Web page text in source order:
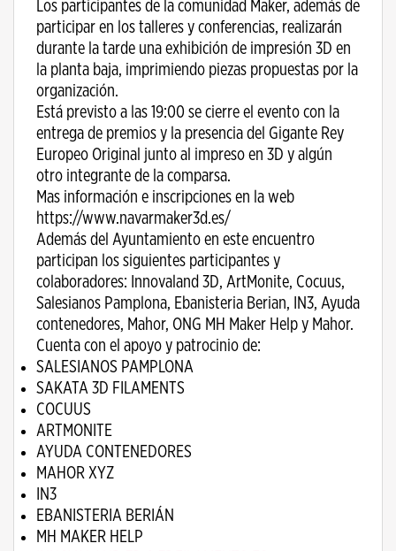
Los participantes de la comunidad Maker, además de
participar en los talleres y conferencias, realizarán
durante la tarde una exhibición de impresión 3D en
la planta baja, imprimiendo piezas propuestas por la
organización.
Está previsto a las 19:00 se cierre el evento con la
entrega de premios y la presencia del Gigante Rey
Europeo Original junto al impreso en 3D y algún
otro integrante de la comparsa.
Mas información e inscripciones en la web
https://www.navarmaker3d.es/
Además del Ayuntamiento en este encuentro
participan los siguientes participantes y
colaboradores: Innovaland 3D, ArtMonite, Cocuus,
Salesianos Pamplona, Ebanisteria Berian, IN3, Ayuda
contenedores, Mahor, ONG MH Maker Help y Mahor.
Cuenta con el apoyo y patrocinio de:
SALESIANOS PAMPLONA
SAKATA 3D FILAMENTS
COCUUS
ARTMONITE
AYUDA CONTENEDORES
MAHOR XYZ
IN3
EBANISTERIA BERIÁN
MH MAKER HELP